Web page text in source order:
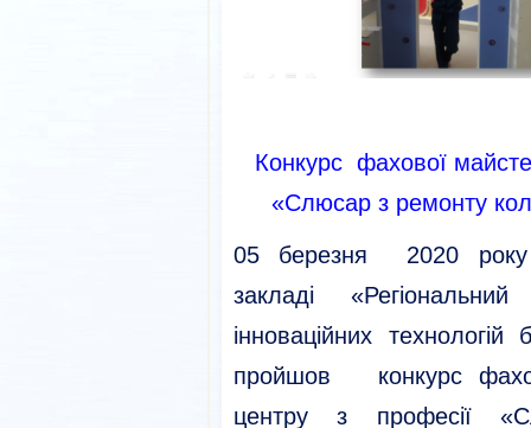
Конкурс фахової
«Слюсар з ремонту
05 березня 2020 року
закладі
інноваційних технологій
пройшов конкурс
центру з професії